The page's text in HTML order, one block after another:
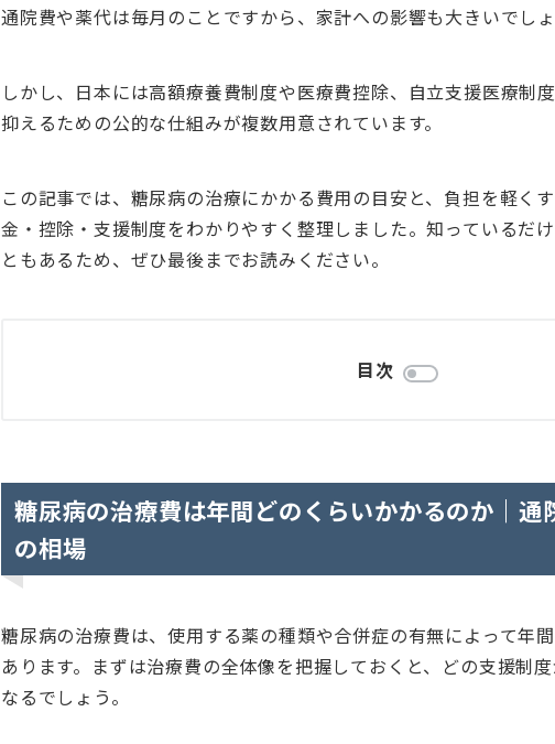
通院費や薬代は毎月のことですから、家計への影響も大きいでしょ
しかし、日本には高額療養費制度や医療費控除、自立支援医療制
抑えるための公的な仕組みが複数用意されています。
この記事では、糖尿病の治療にかかる費用の目安と、負担を軽く
金・控除・支援制度をわかりやすく整理しました。知っているだ
ともあるため、ぜひ最後までお読みください。
目次
糖尿病の治療費は年間どのくらいかかるのか｜通
の相場
糖尿病の治療費は、使用する薬の種類や合併症の有無によって年
あります。まずは治療費の全体像を把握しておくと、どの支援制
なるでしょう。